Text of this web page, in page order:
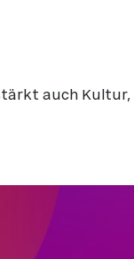
auch Kultur,